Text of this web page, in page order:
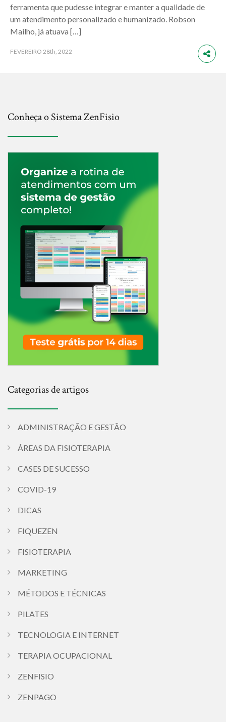
ferramenta que pudesse integrar e manter a qualidade de
um atendimento personalizado e humanizado. Robson
Mailho, já atuava […]
FEVEREIRO 28th, 2022
Conheça o Sistema ZenFisio
Categorias de artigos
ADMINISTRAÇÃO E GESTÃO
ÁREAS DA FISIOTERAPIA
CASES DE SUCESSO
COVID-19
DICAS
FIQUEZEN
FISIOTERAPIA
MARKETING
MÉTODOS E TÉCNICAS
PILATES
TECNOLOGIA E INTERNET
TERAPIA OCUPACIONAL
ZENFISIO
ZENPAGO